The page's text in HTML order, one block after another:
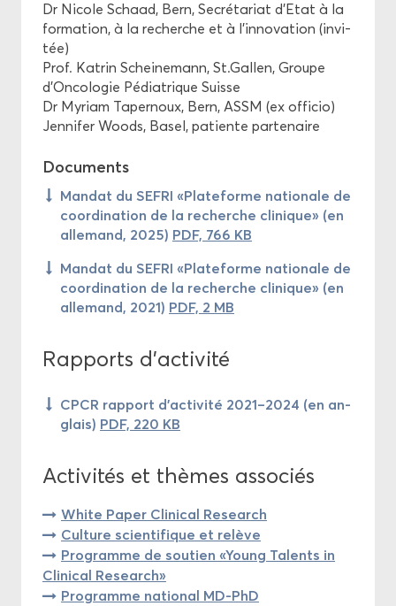
Dr Ni­cole Schaad, Bern, Se­cré­ta­riat d’Etat à la
for­ma­tion, à la re­cherche et à l’in­no­va­tion (in­vi­
tée)
Prof. Ka­trin Schei­ne­mann, St.Gal­len, Groupe
d’On­co­lo­gie Pé­dia­trique Suisse
Dr My­riam Ta­per­noux, Bern, ASSM (ex of­fi­cio)
Jen­ni­fer Woods, Basel, pa­tiente par­te­naire
Do­cu­ments
Man­dat du SEFRI «Pla­te­forme na­tio­nale de
co­or­di­na­tion de la re­cherche cli­nique» (en
al­le­mand, 2025) PDF, 766 KB
Man­dat du SEFRI «Pla­te­forme na­tio­nale de
co­or­di­na­tion de la re­cherche cli­nique» (en
al­le­mand, 2021) PDF, 2 MB
Rap­ports d’ac­ti­vi­té
CPCR rap­port d'ac­ti­vi­té 2021–2024 (en an­
glais) PDF, 220 KB
Ac­ti­vi­tés et thèmes as­so­ciés
White Paper Cli­ni­cal Re­search
Culture scien­ti­fique et re­lève
Pro­gramme de sou­tien «Young Ta­lents in
Cli­ni­cal Re­search»
Pro­gramme na­tio­nal MD-​PhD